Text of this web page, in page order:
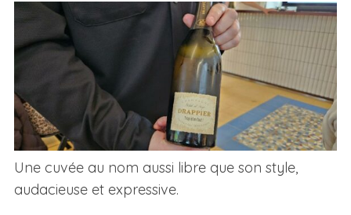
Une cuvée au nom aussi libre que son style,
audacieuse et expressive.
S
e
r